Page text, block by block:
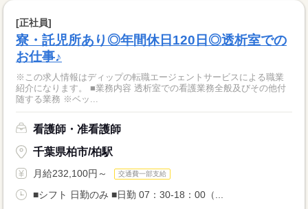
[正社員]
寮・託児所あり◎年間休日120日◎透析室での
お仕事♪
※この求人情報はディップの転職エージェントサービスによる職業
紹介になります。 ■業務内容 透析室での看護業務全般及びその他付
随する業務 ※ベッ...
看護師・准看護師
千葉県柏市/柏駅
月給232,100円～ 交通費一部支給
■シフト 日勤のみ ■日勤 07：30-18：00（...